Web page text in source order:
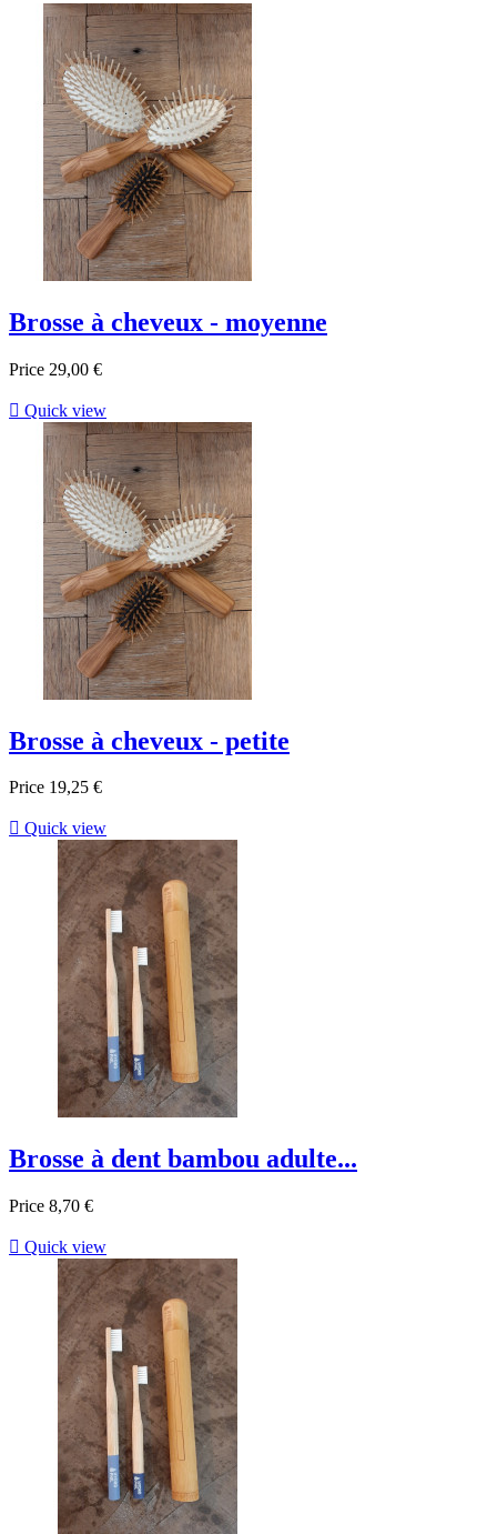
Brosse à cheveux - moyenne
Price 29,00 €
 Quick view
Brosse à cheveux - petite
Price 19,25 €
 Quick view
Brosse à dent bambou adulte...
Price 8,70 €
 Quick view